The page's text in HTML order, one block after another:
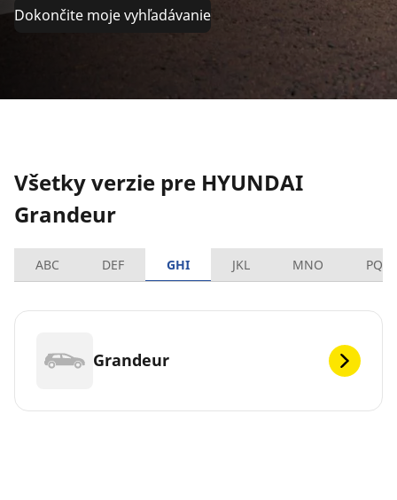
Dokončite moje vyhľadávanie
Všetky verzie pre HYUNDAI
Grandeur
ABC DEF GHI JKL MNO PQRS
Grandeur